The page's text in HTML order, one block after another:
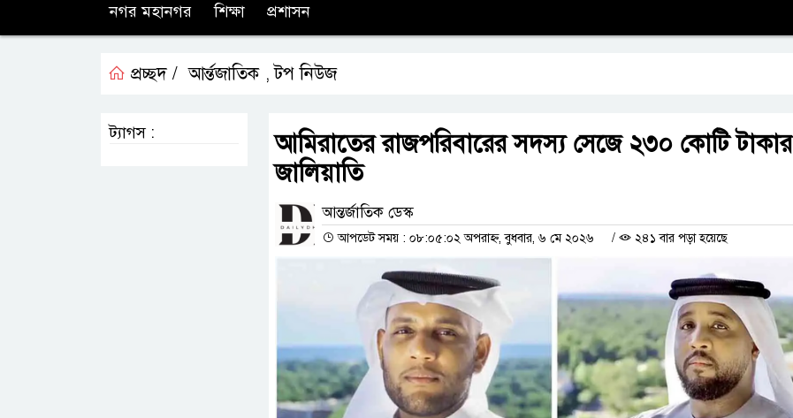
নগর মহানগর শিক্ষা প্রশাসন
প্রচ্ছদ / আর্ন্তজাতিক ,টপ নিউজ
আমিরাতের রাজপরিবারের সদস্য সেজে ২৩০ কোটি টাকার
জালিয়াতি
আন্তর্জাতিক ডেস্ক
আপডেট সময় : ০৮:০৫:০২ অপরাহ্ন, বুধবার, ৬ মে ২০২৬ / ২৪১ বার পড়া হয়েছে
ট্যাগস :